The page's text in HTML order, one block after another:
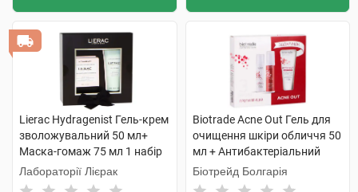
Lierac Hydragenist Гель-крем
зволожувальний 50 мл+
Маска-гомаж 75 мл 1 набір
Лабораторії Лієрак
Biotrade Acne Out Гель для
очищення шкіри обличчя 50
мл + Антибактеріальний
лосьйон 60 мл +
Зволожувальний крем 60 мл
Біотрейд Болгарія